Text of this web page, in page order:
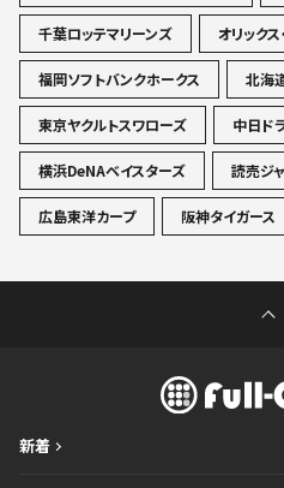
千葉ロッテマリーンズ オリック
福岡ソフトバンクホークス 北海
東京ヤクルトスワローズ 中日ド
横浜DeNAベイスターズ 読売ジ
広島東洋カープ 阪神タイガース
新着